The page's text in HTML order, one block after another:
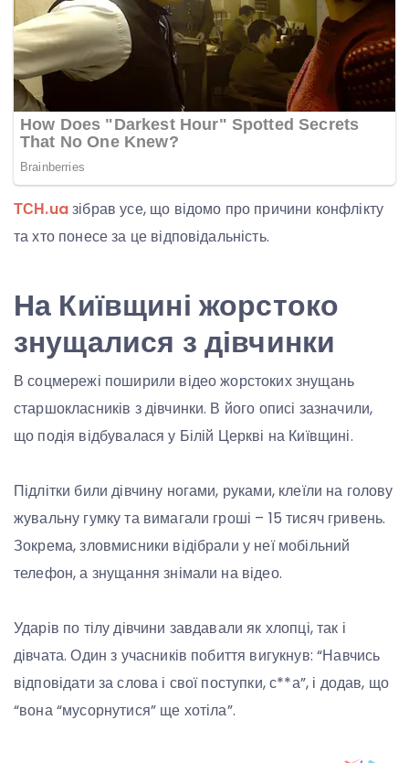
ТСН.uaзібрав усе, що відомо про причини конфлікту
та хто понесе за це відповідальність.
На Київщині жорстоко
знущалися з дівчинки
В соцмережі поширили відео жорстоких знущань
старшокласників з дівчинки. В його описі зазначили,
що подія відбувалася у Білій Церкві на Київщині.
Підлітки били дівчину ногами, руками, клеїли на голову
жувальну гумку та вимагали гроші – 15 тисяч гривень.
Зокрема, зловмисники відібрали у неї мобільний
телефон, а знущання знімали на відео.
Ударів по тілу дівчини завдавали як хлопці, так і
дівчата. Один з учасників побиття вигукнув: “Навчись
відповідати за слова і свої поступки, с**а”, і додав, що
“вона “мусорнутися” ще хотіла”.